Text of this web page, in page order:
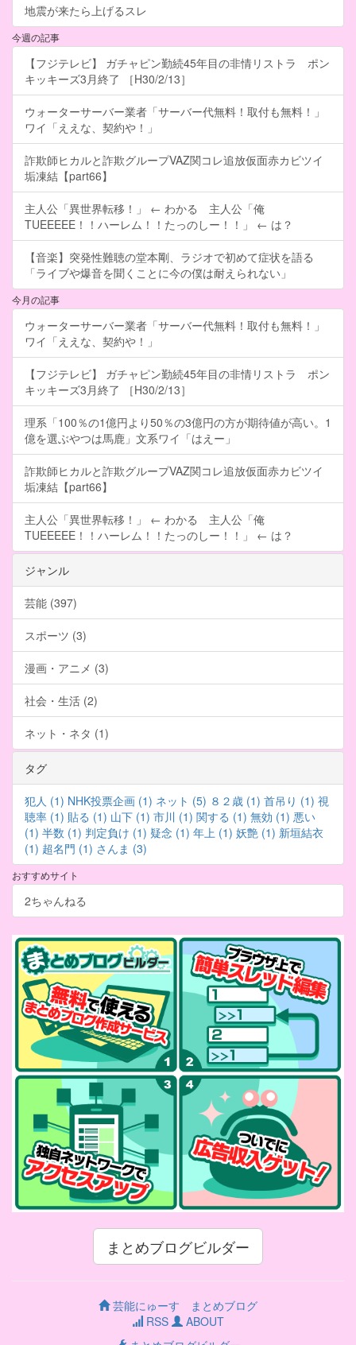
地震が来たら上げるスレ
今週の記事
【フジテレビ】 ガチャピン勤続45年目の非情リストラ ポン
キッキーズ3月終了 ［H30/2/13］
ウォーターサーバー業者「サーバー代無料！取付も無料！」
ワイ「ええな、契約や！」
詐欺師ヒカルと詐欺グループVAZ関コレ追放仮面赤カビツイ
垢凍結【part66】
主人公「異世界転移！」 ← わかる 主人公「俺
TUEEEEE！！ハーレム！！たっのしー！！」 ← は？
【音楽】突発性難聴の堂本剛、ラジオで初めて症状を語る
「ライブや爆音を聞くことに今の僕は耐えられない」
今月の記事
ウォーターサーバー業者「サーバー代無料！取付も無料！」
ワイ「ええな、契約や！」
【フジテレビ】 ガチャピン勤続45年目の非情リストラ ポン
キッキーズ3月終了 ［H30/2/13］
理系「100％の1億円より50％の3億円の方が期待値が高い。1
億を選ぶやつは馬鹿」文系ワイ「はえー」
詐欺師ヒカルと詐欺グループVAZ関コレ追放仮面赤カビツイ
垢凍結【part66】
主人公「異世界転移！」 ← わかる 主人公「俺
TUEEEEE！！ハーレム！！たっのしー！！」 ← は？
ジャンル
芸能 (397)
スポーツ (3)
漫画・アニメ (3)
社会・生活 (2)
ネット・ネタ (1)
タグ
犯人 (1) NHK投票企画 (1) ネット (5) ８２歳 (1) 首吊り (1) 視
聴率 (1) 貼る (1) 山下 (1) 市川 (1) 関する (1) 無効 (1) 悪い
(1) 半数 (1) 判定負け (1) 疑念 (1) 年上 (1) 妖艶 (1) 新垣結衣
(1) 超名門 (1) さんま (3)
おすすめサイト
2ちゃんねる
まとめブログビルダー
芸能にゅーす まとめブログ
RSS
ABOUT